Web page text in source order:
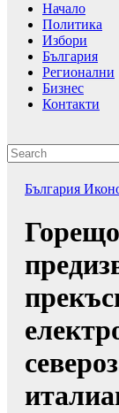
Начало
Политика
Избори
България
Регионални
Бизнес
Контакти
България